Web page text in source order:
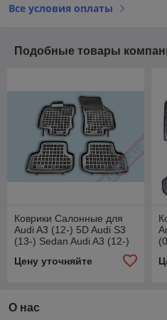
Все условия оплаты
Подобные товары
Коврики Салонные для
Audi A3 (12-) 5D Audi S3
(13-) Sedan Audi A3 (12-)
(12-)
Цену уточняйте
О нас